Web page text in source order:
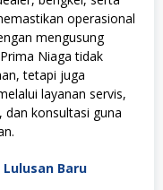
operasional
mengusung
Niaga tidak
tetapi juga
layanan servis,
dan konsultasi guna
Baru